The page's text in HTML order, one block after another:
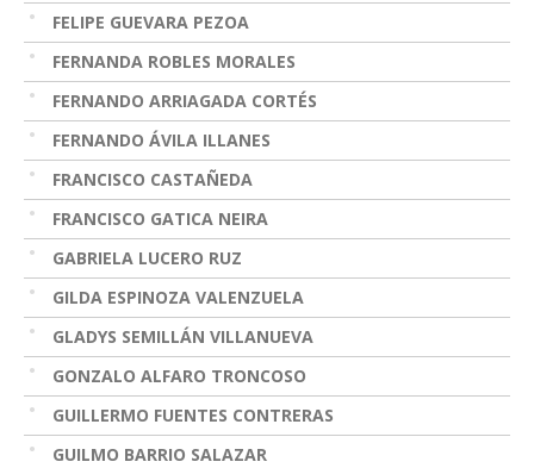
FELIPE GUEVARA PEZOA
FERNANDA ROBLES MORALES
FERNANDO ARRIAGADA CORTÉS
FERNANDO ÁVILA ILLANES
FRANCISCO CASTAÑEDA
FRANCISCO GATICA NEIRA
GABRIELA LUCERO RUZ
GILDA ESPINOZA VALENZUELA
GLADYS SEMILLÁN VILLANUEVA
GONZALO ALFARO TRONCOSO
GUILLERMO FUENTES CONTRERAS
GUILMO BARRIO SALAZAR